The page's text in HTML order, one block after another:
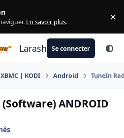
En savoir plus. ×
LarashareSe connecter
| KODI Android TuneIn
ANDROID